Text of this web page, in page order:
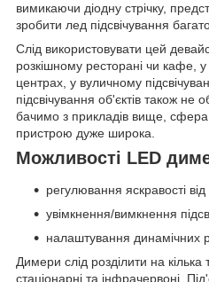
вимикаючи діодну стрічку,
зробити лед підсвічування
Слід використовувати цей
розкішному ресторані чи кафе, у
центрах, у вуличному
підсвічування об'єктів також
бачимо з прикладів вище,
пристрою дуже широка.
Можливості LED
регулювання яскравості
увімкнення/вимкнення
налаштування динамічних
Димери слід розділити на кілька
стаціонарні та інфрачервоні.